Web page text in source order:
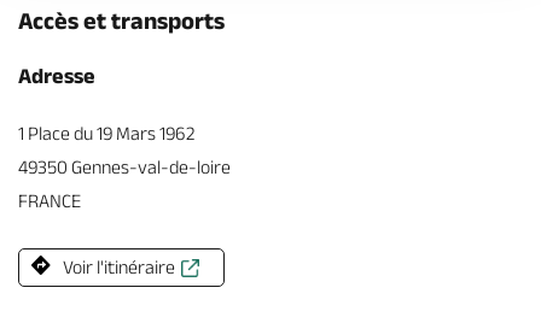
Accès et transports
Adresse
1 Place du 19 Mars 1962
49350 Gennes-val-de-loire
FRANCE
Voir l'itinéraire